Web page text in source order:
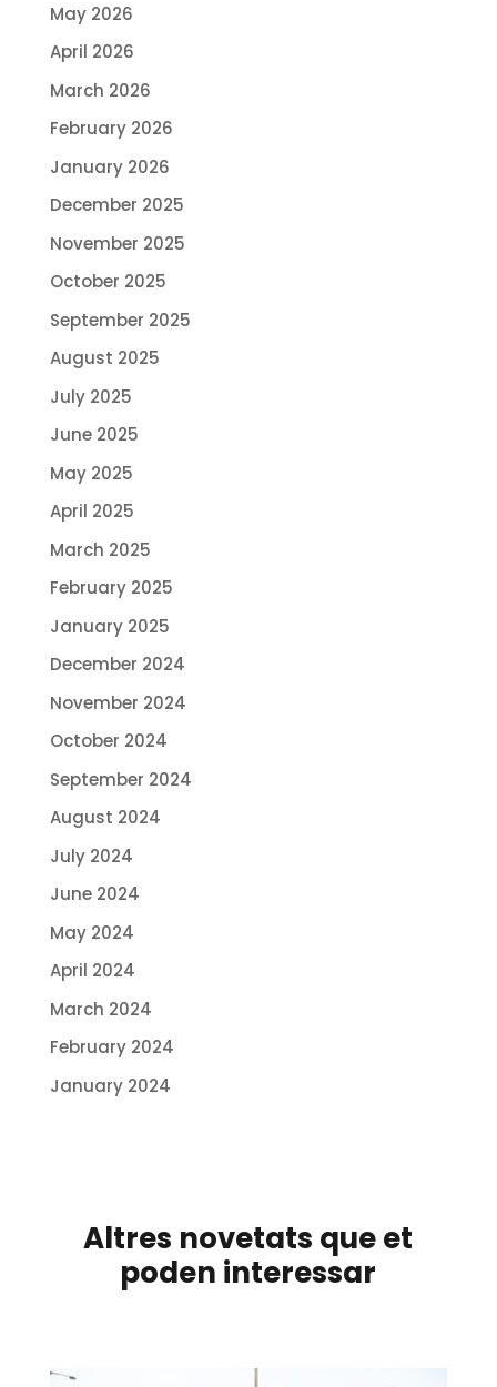
May 2026
April 2026
March 2026
February 2026
January 2026
December 2025
November 2025
October 2025
September 2025
August 2025
July 2025
June 2025
May 2025
April 2025
March 2025
February 2025
January 2025
December 2024
November 2024
October 2024
September 2024
August 2024
July 2024
June 2024
May 2024
April 2024
March 2024
February 2024
January 2024
Altres novetats que et
poden interessar